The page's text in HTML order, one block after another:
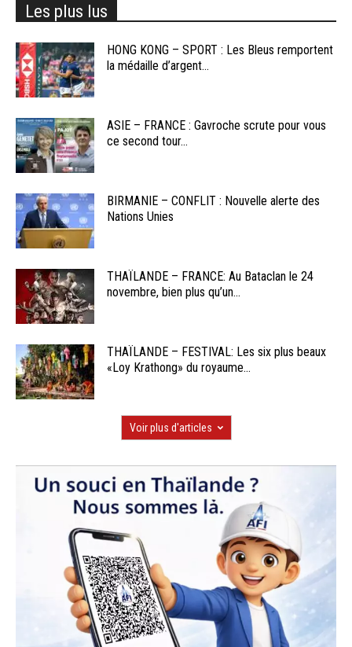
Les plus lus
HONG KONG – SPORT : Les Bleus remportent
la médaille d’argent...
ASIE – FRANCE : Gavroche scrute pour vous
ce second tour...
BIRMANIE – CONFLIT : Nouvelle alerte des
Nations Unies
THAÏLANDE – FRANCE: Au Bataclan le 24
novembre, bien plus qu’un...
THAÏLANDE – FESTIVAL: Les six plus beaux
«Loy Krathong» du royaume...
Voir plus d'articles